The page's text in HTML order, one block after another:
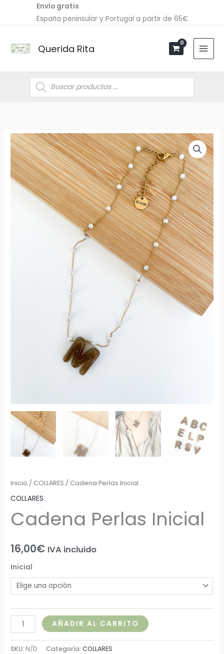
Envío gratis
España peninsular y Portugal a partir de 65€
Querida Rita
Búsqueda
de
productos
Inicio / COLLARES / Cadena Perlas Inicial
COLLARES
Cadena Perlas Inicial
16,00€ IVA incluido
Inicial
Cadena
Perlas
Inicial
cantidad
AÑADIR AL CARRITO
SKU: N/D Categoría:COLLARES